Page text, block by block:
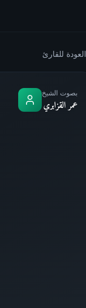
العودة للقارئ
بصوت الشيخ
عمر القزابري